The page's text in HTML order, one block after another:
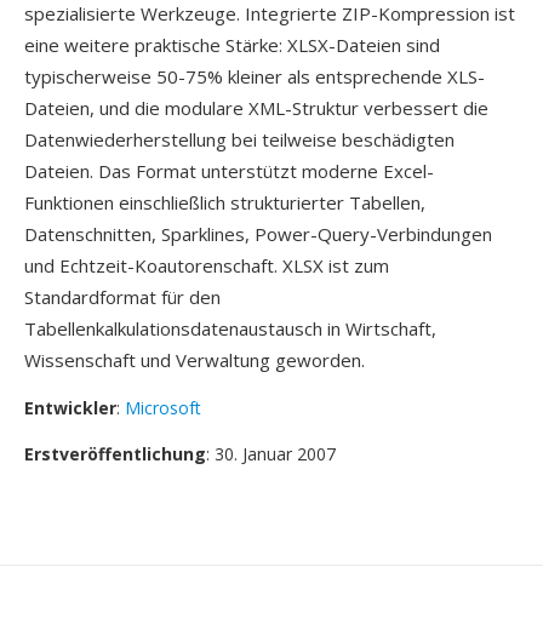
spezialisierte Werkzeuge. Integrierte ZIP-Kompression ist
eine weitere praktische Stärke: XLSX-Dateien sind
typischerweise 50-75% kleiner als entsprechende XLS-
Dateien, und die modulare XML-Struktur verbessert die
Datenwiederherstellung bei teilweise beschädigten
Dateien. Das Format unterstützt moderne Excel-
Funktionen einschließlich strukturierter Tabellen,
Datenschnitten, Sparklines, Power-Query-Verbindungen
und Echtzeit-Koautorenschaft. XLSX ist zum
Standardformat für den
Tabellenkalkulationsdatenaustausch in Wirtschaft,
Wissenschaft und Verwaltung geworden.
Entwickler: Microsoft
Erstveröffentlichung: 30. Januar 2007